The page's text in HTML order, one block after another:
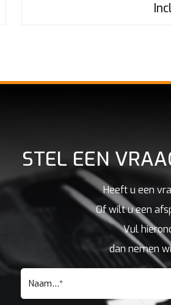
STEL EEN
Heeft u een
Of wilt u een
Vul
dan nemen